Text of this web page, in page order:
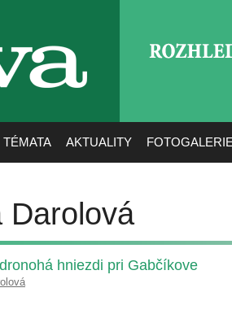
TÉMATA AKTUALITY
Darolová
hniezdi pri Gabčíkove